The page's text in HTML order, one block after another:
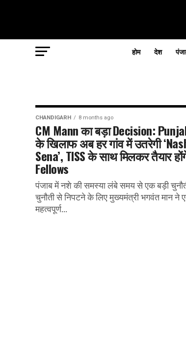
होम देश
CHANDIGARH 8 months ago
CM Mann का बड़ा Decision:
के खिलाफ अब हर गांव में उतरेगी
Sena’, TISS के साथ मिलकर तैयार
Fellows
पंजाब में नशे की समस्या लंबे समय से एक बड़ी
चुनौती से निपटने के लिए मुख्यमंत्री भगवंत मान ने
महत्वपूर्ण...